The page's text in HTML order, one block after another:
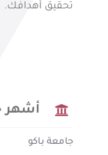
تحقيق أهدافك.
أشهر
جامعة باكو